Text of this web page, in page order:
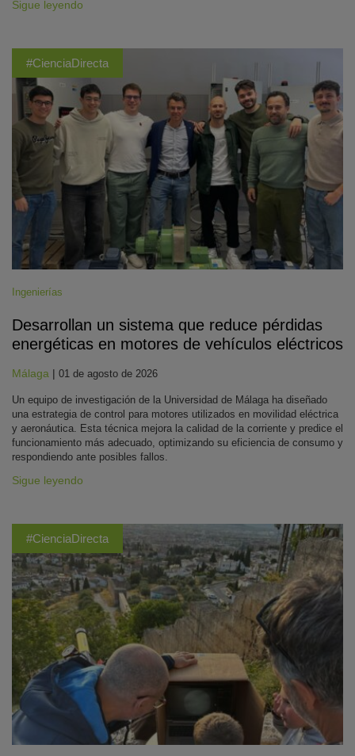
Sigue leyendo
#CienciaDirecta
Ingenierías
Desarrollan un sistema que reduce pérdidas
energéticas en motores de vehículos eléctricos
Málaga | 01 de agosto de 2026
Un equipo de investigación de la Universidad de Málaga ha diseñado
una estrategia de control para motores utilizados en movilidad eléctrica
y aeronáutica. Esta técnica mejora la calidad de la corriente y predice el
funcionamiento más adecuado, optimizando su eficiencia de consumo y
respondiendo ante posibles fallos.
Sigue leyendo
#CienciaDirecta